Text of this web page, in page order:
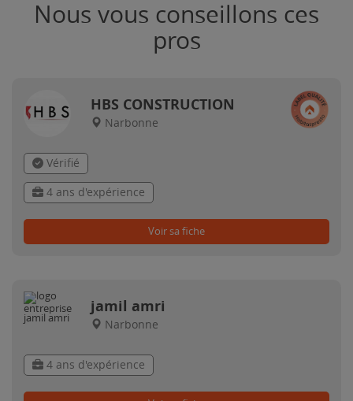
Nous vous conseillons ces
pros
HBS CONSTRUCTION
Narbonne
Vérifié
4 ans d'expérience
Voir sa fiche
jamil amri
Narbonne
4 ans d'expérience